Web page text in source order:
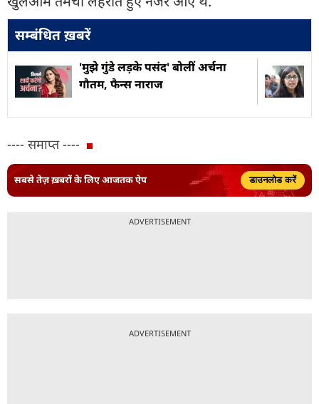
सम्बंधित ख़बरें
'मुझे गुंडे लड़के पसंद' बोलीं अर्चना
गौतम, फैन्स नाराज
---- समाप्त ----
सबसे तेज़ ख़बरों के लिए आजतक ऐप डाउनलोड करें
ADVERTISEMENT
ADVERTISEMENT